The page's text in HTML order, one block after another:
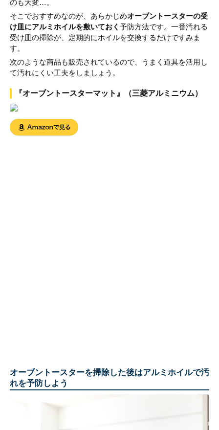
のも大変…。
そこでおすすめなのが、あらかじめオーブントースターの受
け皿にアルミホイルを敷いておく 予防方法です。一番汚れる
受け皿の掃除が、定期的にホイルを交換するだけですみま
す。
次のような商品も販売されているので、うまく道具を活用し
て汚れにくい工夫をしましょう。
『オーブントースターマット』（三菱アルミニウム）
オーブントースターを掃除した後はアルミホイルで汚
れを予防しよう